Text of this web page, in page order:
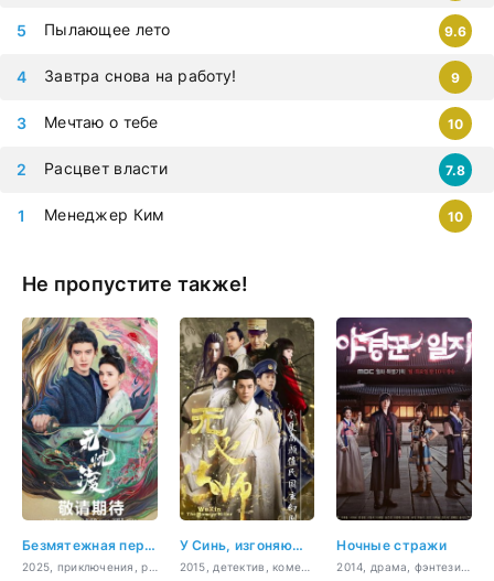
Менеджер Ким 10
Расцвет власти 7.8
Мечтаю о тебе 10
Завтра снова на работу! 9
Пылающее лето 9.6
Не пропустите также!
Безмятежная переправа У Синь, изгоняющий демонов Ночные стражи
2014, драма, фэнтези, боевик, история, романтика, сверхъестественное